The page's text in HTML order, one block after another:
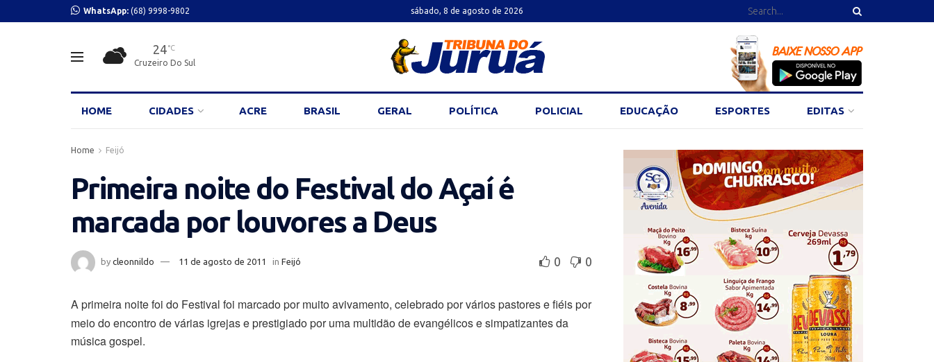
WhatsApp: (68) 9998-9802 sábado, 8 de agosto de 2026
24 °C
Cruzeiro Do Sul
HOME CIDADES ACRE BRASIL GERAL POLÍTICA POLICIAL EDUCAÇÃO ESPORTES EDITAS
Home Feijó
Primeira noite do Festival do Açaí é
marcada por louvores a Deus
by cleonnildo 11 de agosto de 2011 in Feijó 0 0
A primeira noite foi do Festival foi marcado por muito avivamento, celebrado por vários pastores e fiéis por
meio do encontro de várias igrejas e prestigiado por uma multidão de evangélicos e simpatizantes da
música gospel.